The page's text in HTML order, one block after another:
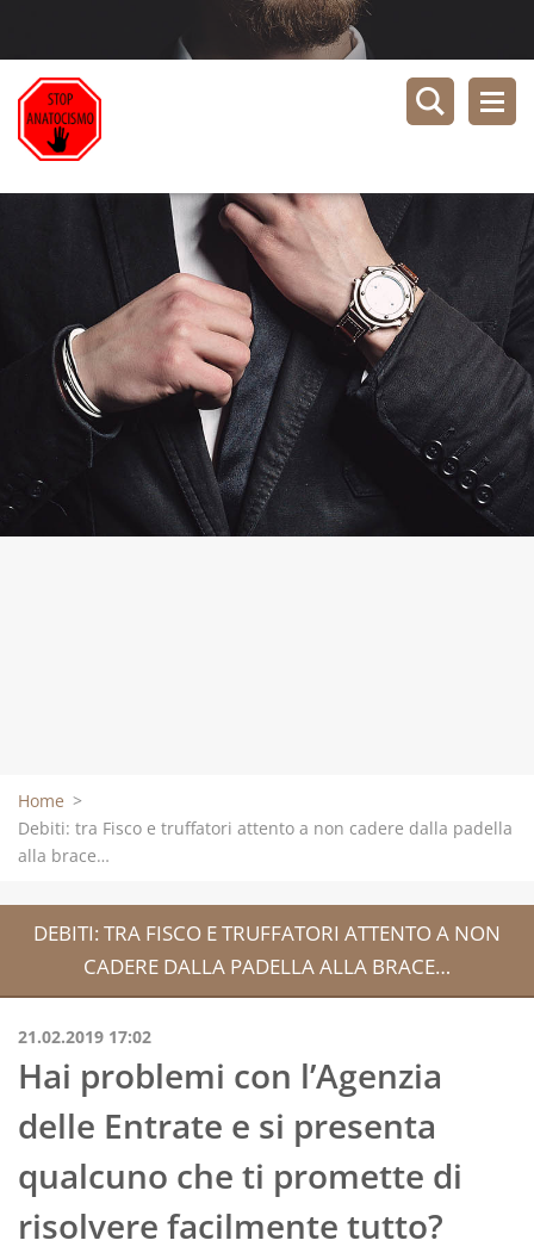
Home >
Debiti: tra Fisco e truffatori attento a non cadere dalla padella
alla brace…
DEBITI: TRA FISCO E TRUFFATORI ATTENTO A NON
CADERE DALLA PADELLA ALLA BRACE…
21.02.2019 17:02
Hai problemi con l’Agenzia
delle Entrate e si presenta
qualcuno che ti promette di
risolvere facilmente tutto?